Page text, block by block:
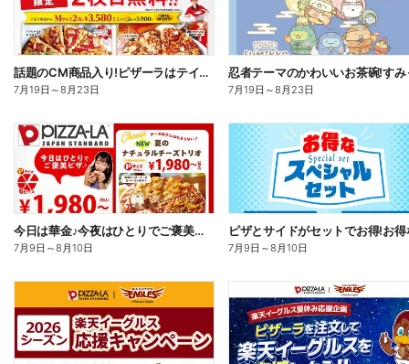
話題のCM商品入り!ピザーラはテイクアウトがお得!2枚目無料
7月19日 ～8月23日 7月19日 ～8月23日
今日は華金♪今夜はひとりでご褒美ピザ!ピザーラトリオ
7月9日 ～8月10日 7月9日 ～8月10日